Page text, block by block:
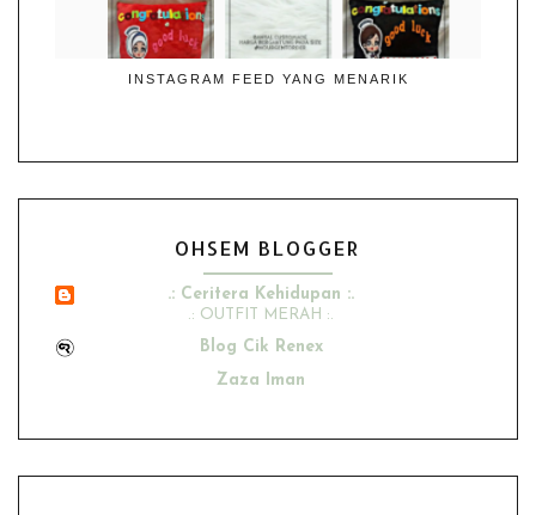
INSTAGRAM FEED YANG MENARIK
OHSEM BLOGGER
.: Ceritera Kehidupan :.
.: OUTFIT MERAH :.
Blog Cik Renex
Zaza Iman
Show All